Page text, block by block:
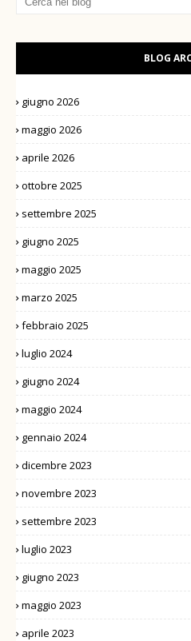
BLOG
giugno 2026
maggio 2026
aprile 2026
ottobre 2025
settembre 2025
giugno 2025
maggio 2025
marzo 2025
febbraio 2025
luglio 2024
giugno 2024
maggio 2024
gennaio 2024
dicembre 2023
novembre 2023
settembre 2023
luglio 2023
giugno 2023
maggio 2023
aprile 2023